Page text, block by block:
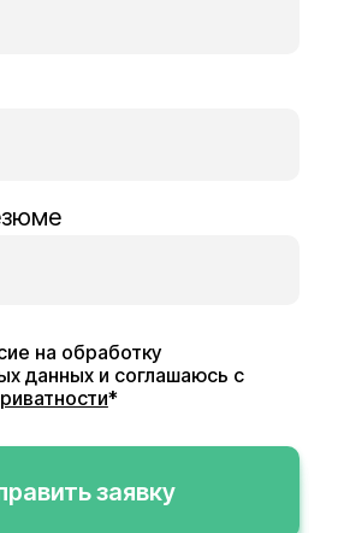
на обработку
данных и соглашаюсь с
*
заявку